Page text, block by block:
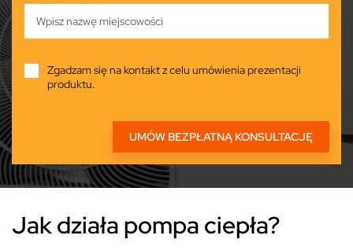
Zgadzam się na kontakt z celu umówienia prezentacji
produktu.
Jak działa pompa ciepła?